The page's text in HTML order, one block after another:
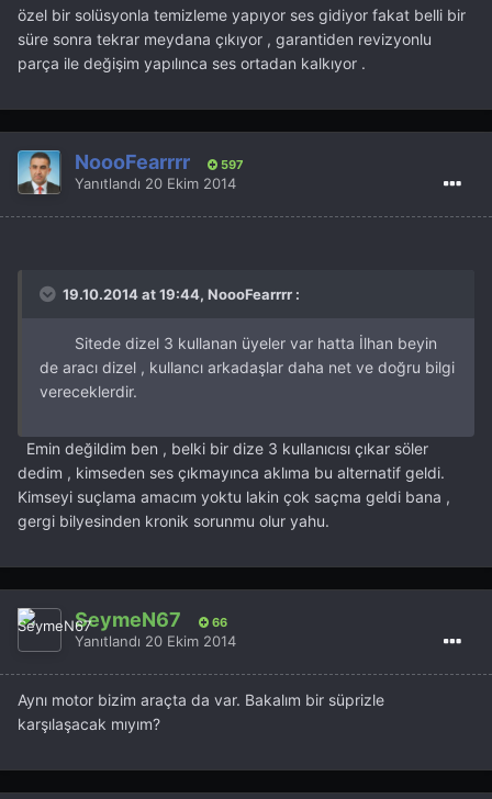
özel bir solüsyonla temizleme yapıyor ses gidiyor fakat belli bir
süre sonra tekrar meydana çıkıyor , garantiden revizyonlu
parça ile değişim yapılınca ses ortadan kalkıyor .
NoooFearrrr 597
Yanıtlandı 20 Ekim 2014
19.10.2014 at 19:44, NoooFearrrr :
Sitede dizel 3 kullanan üyeler var hatta İlhan beyin
de aracı dizel , kullancı arkadaşlar daha net ve doğru bilgi
vereceklerdir.
Emin değildim ben , belki bir dize 3 kullanıcısı çıkar söler
dedim , kimseden ses çıkmayınca aklıma bu alternatif geldi.
Kimseyi suçlama amacım yoktu lakin çok saçma geldi bana ,
gergi bilyesinden kronik sorunmu olur yahu.
SeymeN67 66
Yanıtlandı 20 Ekim 2014
Aynı motor bizim araçta da var. Bakalım bir süprizle
karşılaşacak mıyım?